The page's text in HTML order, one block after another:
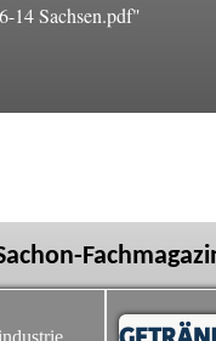
14 Sachsen.pdf"